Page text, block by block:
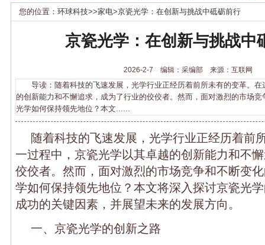
您的位置： 环球科技>>家电>京瓷光学：在创新与挑战中砥砺前行
京瓷光学：在创新与挑战中
2026-2-7 编辑：采编部 来源：互联网
导读：随着科技的飞速发展，光学行业正经历着前所未有的变革。在
的创新能力和不懈追求，成为了行业的佼佼者。然而，面对激烈的市场
光学如何保持领先地位？本文......
随着科技的飞速发展，光学行业正经历着前
一过程中，京瓷光学以其卓越的创新能力和不
佼佼者。然而，面对激烈的市场竞争和不断变
学如何保持领先地位？本文将深入探讨京瓷光
成功的关键因素，并展望未来的发展方向。
一、京瓷光学的创新之路